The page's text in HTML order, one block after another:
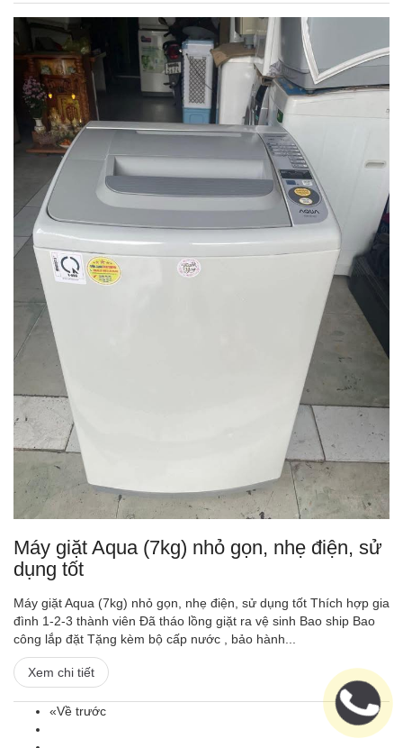
Máy giặt Aqua (7kg) nhỏ gọn, nhẹ điện, sử
dụng tốt
Máy giặt Aqua (7kg) nhỏ gọn, nhẹ điện, sử dụng tốt Thích hợp gia
đình 1-2-3 thành viên Đã tháo lồng giặt ra vệ sinh Bao ship Bao
công lắp đặt Tặng kèm bộ cấp nước , bảo hành...
Xem chi tiết
«Về trước